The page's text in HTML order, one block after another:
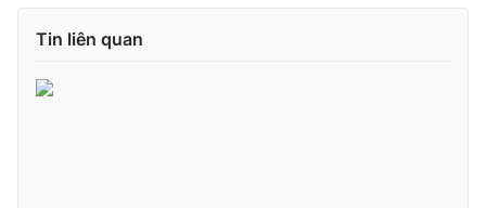
Tin liên quan